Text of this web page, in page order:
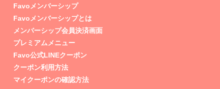
Favoメンバーシップ
Favoメンバーシップとは
メンバーシップ会員決済画面
プレミアムメニュー
Favo公式LINEクーポン
クーポン利用方法
マイクーポンの確認方法